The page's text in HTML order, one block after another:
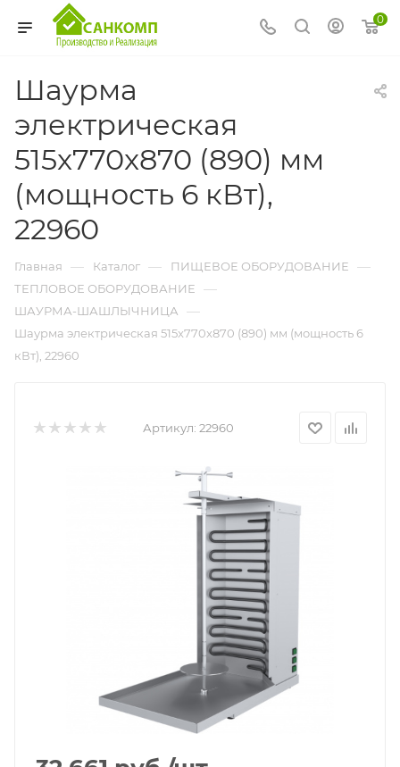
0
Шаурма
электрическая
515x770x870 (890) мм
(мощность 6 кВт),
22960
Главная — Каталог — ПИЩЕВОЕ ОБОРУДОВАНИЕ —
ТЕПЛОВОЕ ОБОРУДОВАНИЕ —
ШАУРМА-ШАШЛЫЧНИЦА —
Шаурма электрическая 515x770x870 (890) мм (мощность 6
кВт), 22960
Артикул: 22960